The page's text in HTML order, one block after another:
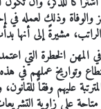
وذلك لعمله
إلى أنها بدأت
الخطرة التي
عليهم وفقاً